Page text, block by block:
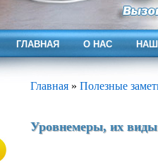
ГЛАВНАЯ О НАС
Главная » Полезные
Уровнемеры, их виды